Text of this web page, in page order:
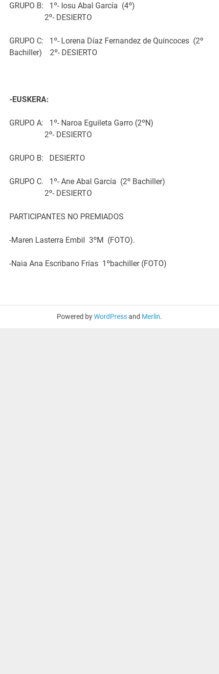
GRUPO B: 1º- Iosu Abal García (4º)
2º- DESIERTO
GRUPO C: 1º- Lorena Díaz Fernandez de Quincoces (2º
Bachiller)
2º- DESIERTO
-EUSKERA:
GRUPO A:
1º- Naroa Eguileta Garro (2ºN)
2º- DESIERTO
GRUPO B: DESIERTO
GRUPO C. 1º- Ane Abal García (2º Bachiller)
2º- DESIERTO
PARTICIPANTES NO PREMIADOS
-Maren Lasterra Embil 3ºM (FOTO).
-Naia Ana Escribano Frías 1ºbachiller (FOTO)
Powered byWordPressand Merlin.